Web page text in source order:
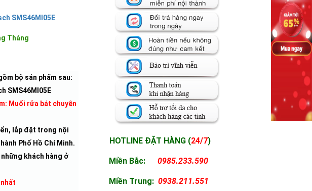
SMS46MI05E
Tháng
bộ sản phẩm sau:
SMS46MI05E
Muối rửa bát chuyên
lắp đặt trong nội
Phố Hồ Chí Minh.
khách hàng ở
HOTLINE ĐẶT HÀNG (24/7)
Miền Bắc: 0985.233.590
MiềnTrung: 0938.211.551